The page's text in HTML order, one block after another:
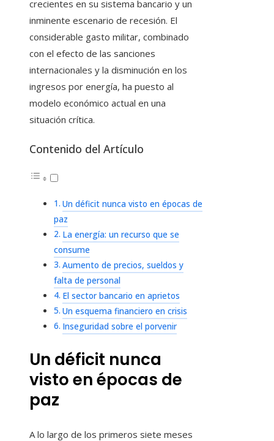
crecientes en su sistema bancario y un
inminente escenario de recesión. El
considerable gasto militar, combinado
con el efecto de las sanciones
internacionales y la disminución en los
ingresos por energía, ha puesto al
modelo económico actual en una
situación crítica.
Contenido del Artículo
Un déficit nunca visto en épocas de
paz
La energía: un recurso que se
consume
Aumento de precios, sueldos y
falta de personal
El sector bancario en aprietos
Un esquema financiero en crisis
Inseguridad sobre el porvenir
Un déficit nunca
visto en épocas de
paz
A lo largo de los primeros siete meses